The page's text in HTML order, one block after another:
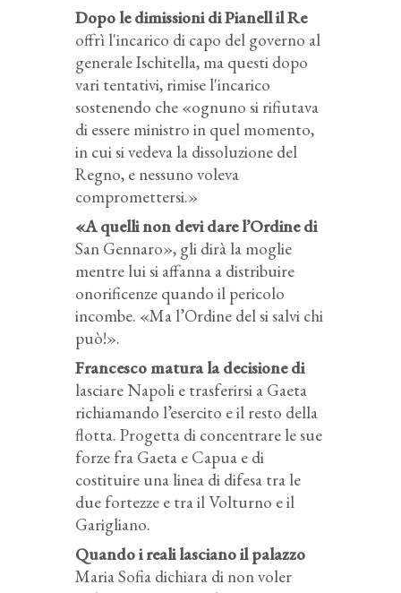
Dopo le dimissioni di Pianell il Re
offrì l'incarico di capo del governo al
generale Ischitella, ma questi dopo
vari tentativi, rimise l'incarico
sostenendo che «ognuno si rifiutava
di essere ministro in quel momento,
in cui si vedeva la dissoluzione del
Regno, e nessuno voleva
compromettersi.»
«A quelli non devi dare l’Ordine di
San Gennaro», gli dirà la moglie
mentre lui si affanna a distribuire
onorificenze quando il pericolo
incombe. «Ma l’Ordine del si salvi chi
può!».
Francesco matura la decisione di
lasciare Napoli e trasferirsi a Gaeta
richiamando l’esercito e il resto della
flotta. Progetta di concentrare le sue
forze fra Gaeta e Capua e di
costituire una linea di difesa tra le
due fortezze e tra il Volturno e il
Garigliano.
Quando i reali lasciano il palazzo
Maria Sofia dichiara di non voler